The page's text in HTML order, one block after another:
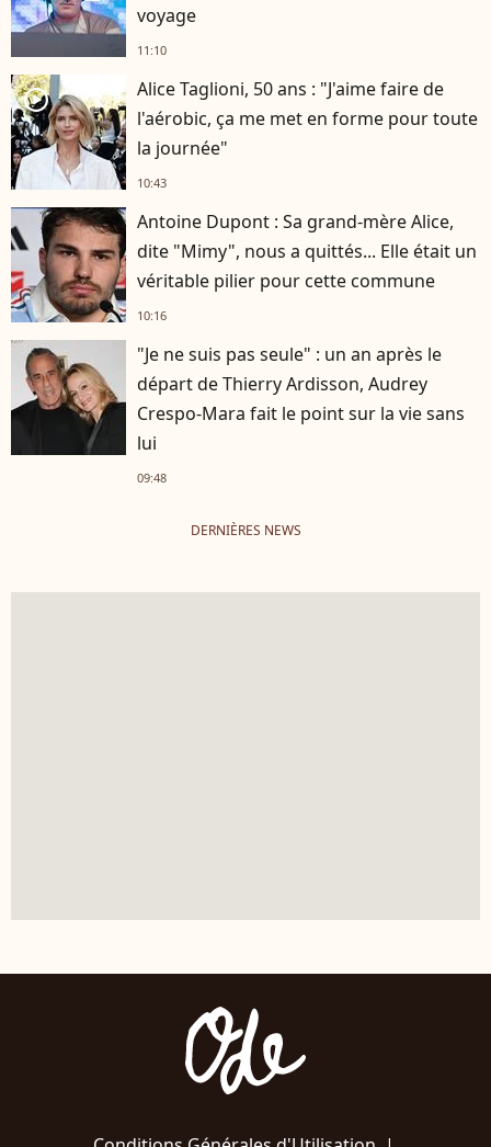
voyage
11:10
player2
Alice Taglioni, 50 ans : "J'aime faire de
l'aérobic, ça me met en forme pour toute
la journée"
10:43
Antoine Dupont : Sa grand-mère Alice,
dite "Mimy", nous a quittés... Elle était un
véritable pilier pour cette commune
10:16
"Je ne suis pas seule" : un an après le
départ de Thierry Ardisson, Audrey
Crespo-Mara fait le point sur la vie sans
lui
09:48
DERNIÈRES NEWS